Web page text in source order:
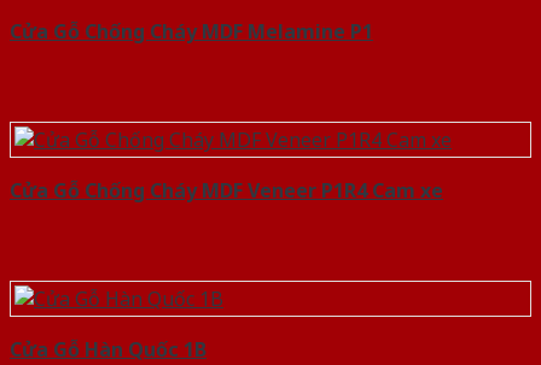
Cửa Gỗ Chống Cháy MDF Melamine P1
Cửa Gỗ Chống Cháy MDF Veneer P1R4 Cam xe
Cửa Gỗ Hàn Quốc 1B